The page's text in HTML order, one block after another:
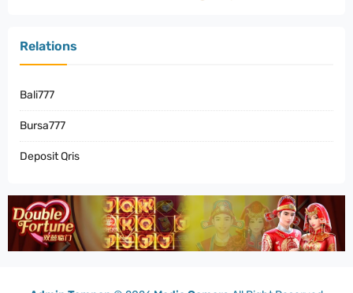
Relations
Bali777
Bursa777
Deposit Qris